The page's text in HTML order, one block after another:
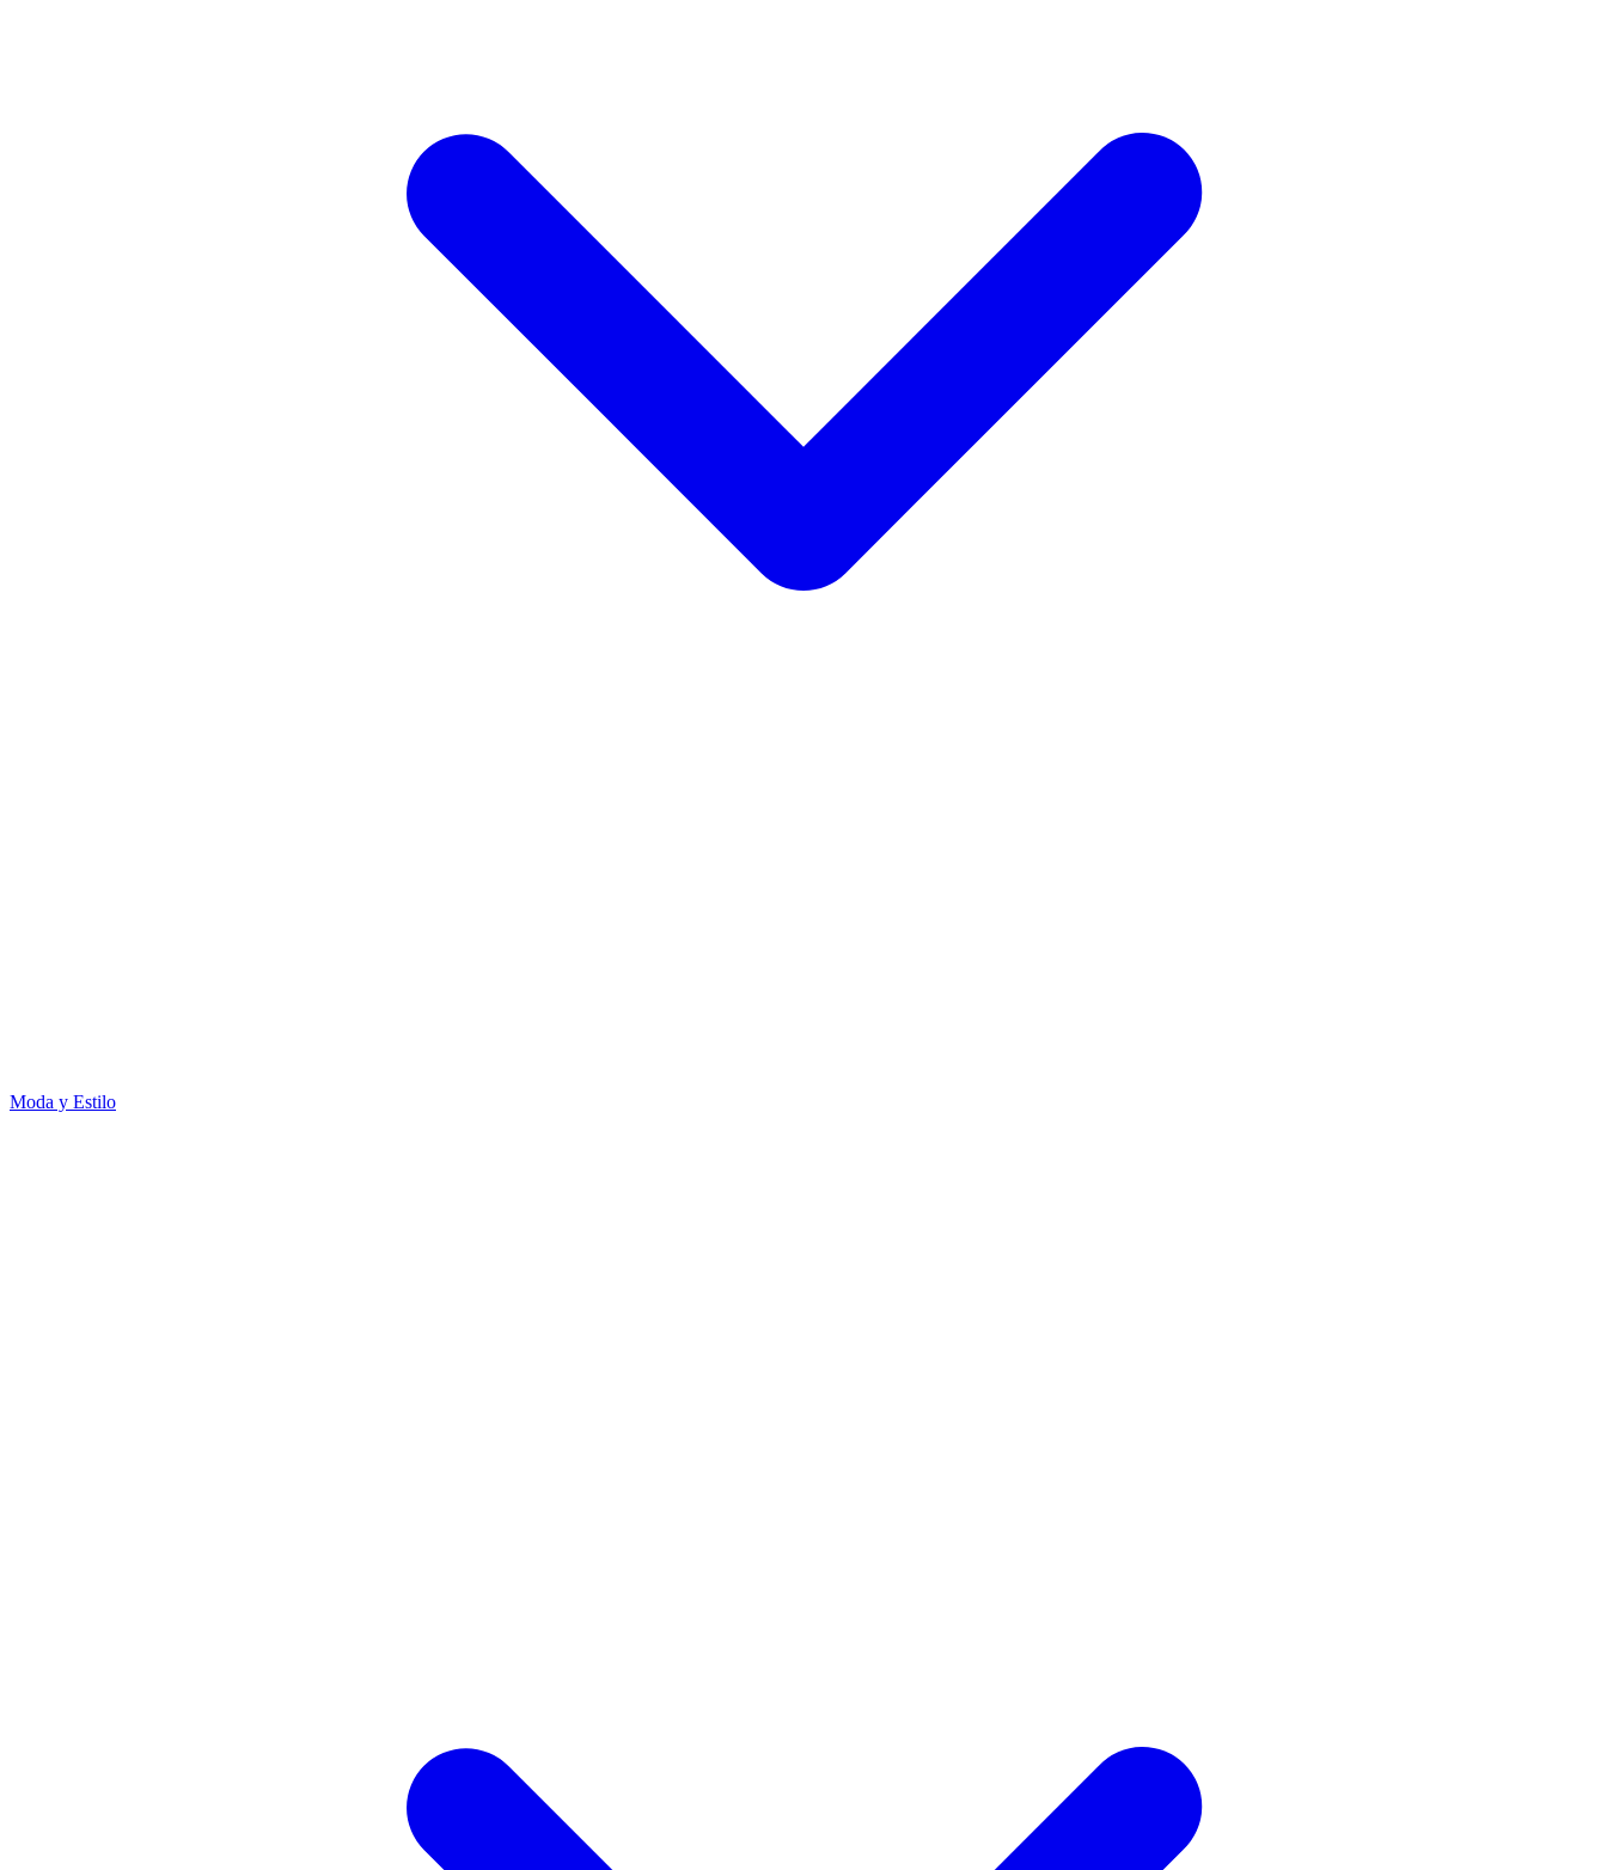
Moda y Estilo